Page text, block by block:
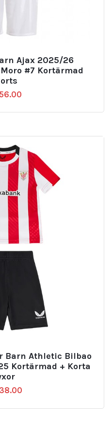
Ajax 2025/26
#7 Kortärmad
Barn Athletic Bilbao
Kortärmad + Korta